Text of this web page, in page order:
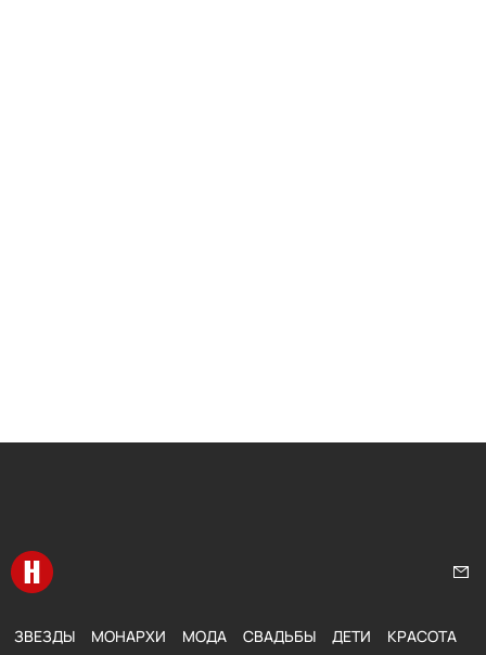
Перейти на главную
ЗВЕЗДЫ МОНАРХИ МОДА СВАДЬБЫ ДЕТИ КРАСОТА